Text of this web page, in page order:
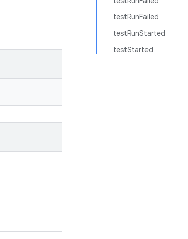
testRunFailed
testRunStarted
testStarted